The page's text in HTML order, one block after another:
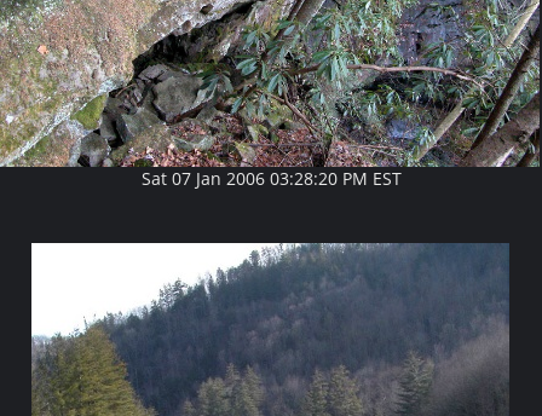
Sat 07 Jan 2006 03:28:20 PM EST